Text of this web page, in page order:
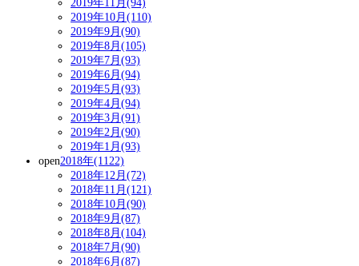
2019年11月(94)
2019年10月(110)
2019年9月(90)
2019年8月(105)
2019年7月(93)
2019年6月(94)
2019年5月(93)
2019年4月(94)
2019年3月(91)
2019年2月(90)
2019年1月(93)
open2018年(1122)
2018年12月(72)
2018年11月(121)
2018年10月(90)
2018年9月(87)
2018年8月(104)
2018年7月(90)
2018年6月(87)